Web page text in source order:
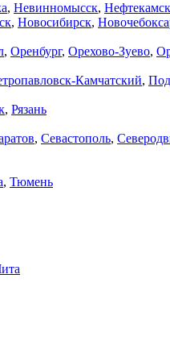
, Невинномысск, Нефтекамск
, Новосибирск,
, Оренбург, Орехово-Зуево,
Камчатский,
, Рязань
, Севастополь,
, Тюмень